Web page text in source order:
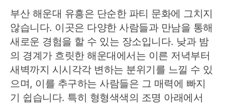
부산 해운대 유흥은 단순한 파티 문화에 그치지
않습니다. 이곳은 다양한 사람들과 만남을 통해
새로운 경험을 할 수 있는 장소입니다. 낮과 밤
의 경계가 흐릿한 해운대에서는 이른 저녁부터
새벽까지 시시각각 변하는 분위기를 느낄 수 있
으며, 이를 추구하는 사람들은 그 매력에 빠지
기 쉽습니다. 특히 형형색색의 조명 아래에서